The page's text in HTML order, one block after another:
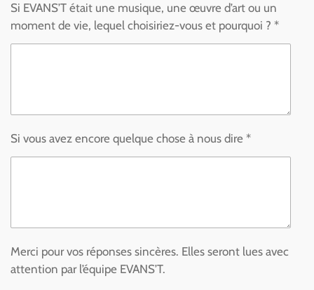
Si EVANS’T était une musique, une œuvre d’art ou un
moment de vie, lequel choisiriez-vous et pourquoi ? *
Si vous avez encore quelque chose à nous dire *
Merci pour vos réponses sincères. Elles seront lues avec
attention par l’équipe EVANS’T.